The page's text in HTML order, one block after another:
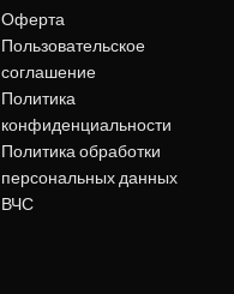
Оферта
Пользовательское
соглашение
Политика
конфиденциальности
Политика обработки
персональных данных
ВЧС